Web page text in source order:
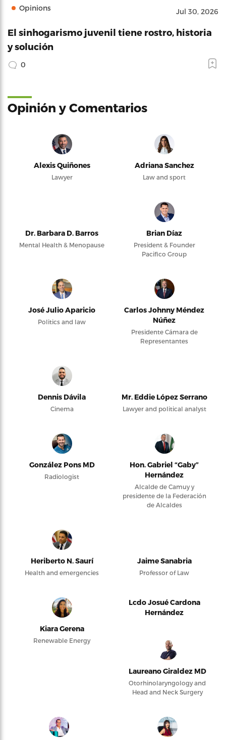
Opinions Jul 30, 2026
El sinhogarismo juvenil tiene rostro, historia
y solución
0
Opinión y Comentarios
Alexis Quiñones
Lawyer
Adriana Sanchez
Law and sport
Dr. Barbara D. Barros
Mental Health & Menopause
Brian Díaz
President & Founder
Pacifico Group
José Julio Aparicio
Politics and law
Carlos Johnny Méndez
Núñez
Presidente Cámara de
Representantes
Dennis Dávila
Cinema
Mr. Eddie López Serrano
Lawyer and political analyst
González Pons MD
Radiologist
Hon. Gabriel “Gaby”
Hernández
Alcalde de Camuy y
presidente de la Federación
de Alcaldes
Heriberto N. Saurí
Health and emergencies
Jaime Sanabria
Professor of Law
Kiara Gerena
Renewable Energy
Lcdo Josué Cardona
Hernández
Laureano Giraldez MD
Otorhinolaryngology and
Head and Neck Surgery